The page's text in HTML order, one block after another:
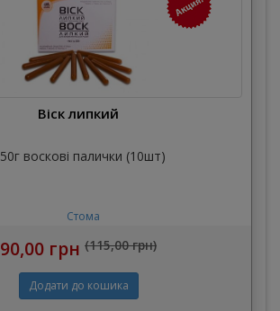
Віск липкий
50г воскові палички (10шт)
Стома
90,00 грн (115,00 грн)